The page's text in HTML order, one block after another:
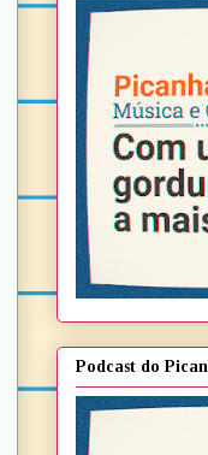
Podcast do